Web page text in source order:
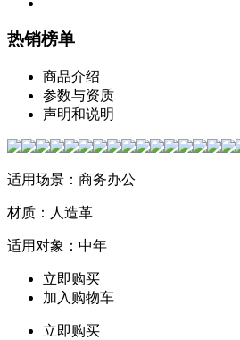
热销榜单
商品介绍
参数与资质
声明和说明
适用场景：商务办公
材质：人造革
适用对象：中年
立即购买
加入购物车
立即购买